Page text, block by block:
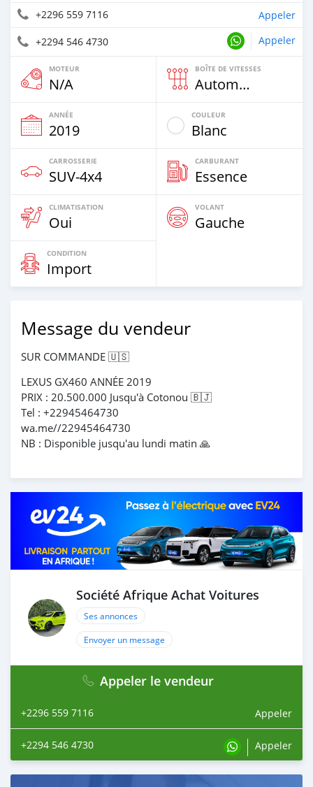
+2296 559 7116
Appeler
+2294 546 4730
Appeler
MOTEUR
N/A
BOÎTE DE VITESSES
Automatique
ANNÉE
2019
COULEUR
Blanc
CARROSSERIE
SUV‒4x4
CARBURANT
Essence
CLIMATISATION
Oui
VOLANT
Gauche
CONDITION
Import
Message du vendeur
SUR COMMANDE 🇺🇸
LEXUS GX460 ANNÉE 2019
PRIX : 20.500.000 Jusqu'à Cotonou 🇧🇯
Tel : +22945464730
wa.me//22945464730
NB : Disponible jusqu'au lundi matin 🙏
Société Afrique Achat Voitures
Ses annonces
Envoyer un message
Appeler le vendeur
+2296 559 7116 Appeler
+2294 546 4730 Appeler